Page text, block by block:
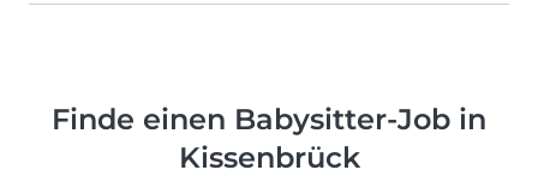
Finde einen Babysitter-Job in
Kissenbrück